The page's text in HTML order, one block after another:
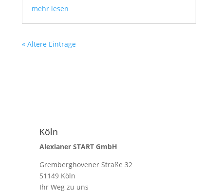
mehr lesen
« Ältere Einträge
Köln
Alexianer START GmbH
Gremberghovener Straße 32
51149 Köln
Ihr Weg zu uns